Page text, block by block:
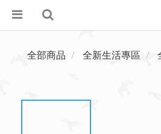
全部商品 全新生活專區